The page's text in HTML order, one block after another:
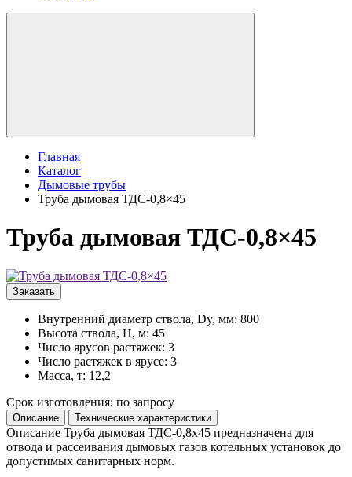
Главная
Каталог
Дымовые трубы
Труба дымовая ТДС-0,8×45
Труба дымовая ТДС-0,8×45
Заказать
Внутренний диаметр ствола, Dy, мм: 800
Высота ствола, H, м: 45
Число ярусов растяжек: 3
Число растяжек в ярусе: 3
Масса, т: 12,2
Срок изготовления: по запросу
Описание Технические характеристики
Описание Труба дымовая ТДС-0,8x45 предназначена для
отвода и рассеивания дымовых газов котельных установок до
допустимых санитарных норм.